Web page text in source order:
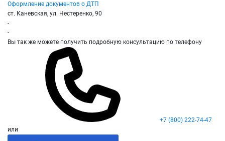
Оформление документов о ДТП
ст. Каневская, ул. Нестеренко, 90
-
-
Вы так же можете получить подробную консультацию по телефону
+7 (800) 222-74-47
или